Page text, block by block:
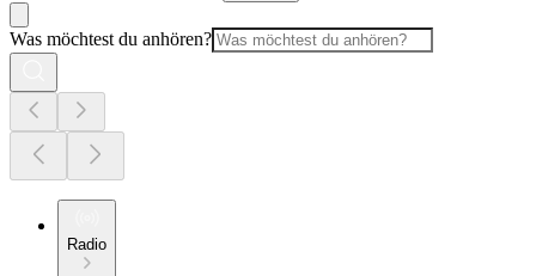
Was möchtest du anhören?
Radio